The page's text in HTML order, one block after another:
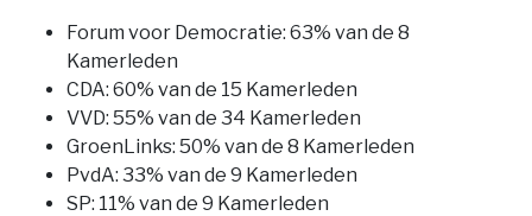
Forum voor Democratie: 63% van de 8
Kamerleden
CDA: 60% van de 15 Kamerleden
VVD: 55% van de 34 Kamerleden
GroenLinks: 50% van de 8 Kamerleden
PvdA: 33% van de 9 Kamerleden
SP: 11% van de 9 Kamerleden